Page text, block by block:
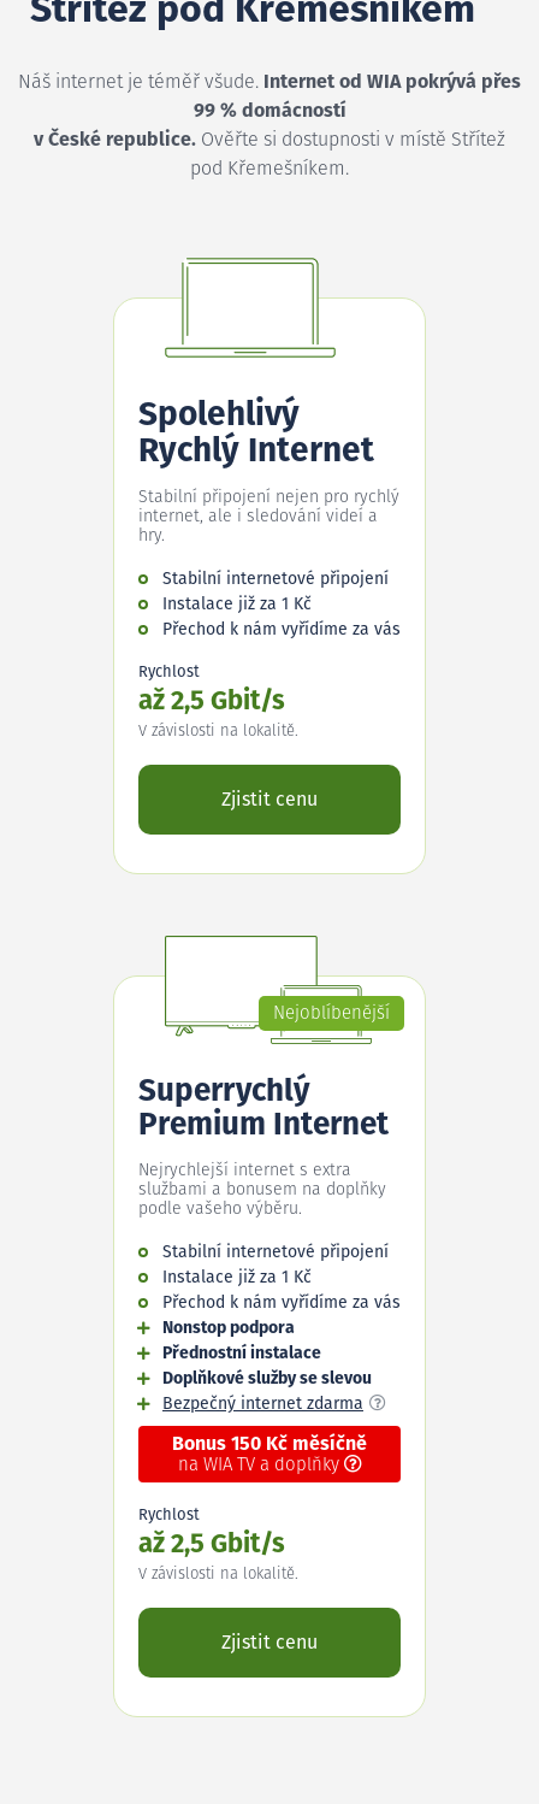
Střítež pod Křemešníkem
Náš internet je téměř všude. Internet od WIA pokrývá přes
99 % domácností
v České republice. Ověřte si dostupnosti v místě Střítež
pod Křemešníkem.
Spolehlivý
Rychlý Internet
Stabilní připojení nejen pro rychlý
internet, ale i sledování videí a
hry.
Stabilní internetové připojení
Instalace již za 1 Kč
Přechod k nám vyřídíme za vás
Rychlost
až 2,5 Gbit/s
V závislosti na lokalitě.
Zjistit cenu
Nejoblíbenější
Superrychlý
Premium Internet
Nejrychlejší internet s extra
službami a bonusem na doplňky
podle vašeho výběru.
Stabilní internetové připojení
Instalace již za 1 Kč
Přechod k nám vyřídíme za vás
Nonstop podpora
Přednostní instalace
Doplňkové služby se slevou
Bezpečný internet zdarma
Bonus 150 Kč měsíčně
na WIA TV a doplňky
Rychlost
až 2,5 Gbit/s
V závislosti na lokalitě.
Zjistit cenu